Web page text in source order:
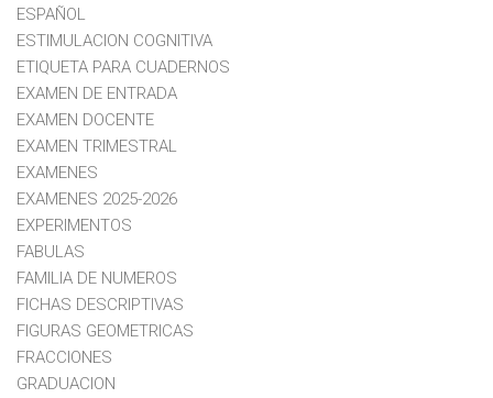
ESPAÑOL
ESTIMULACION COGNITIVA
ETIQUETA PARA CUADERNOS
EXAMEN DE ENTRADA
EXAMEN DOCENTE
EXAMEN TRIMESTRAL
EXAMENES
EXAMENES 2025-2026
EXPERIMENTOS
FABULAS
FAMILIA DE NUMEROS
FICHAS DESCRIPTIVAS
FIGURAS GEOMETRICAS
FRACCIONES
GRADUACION